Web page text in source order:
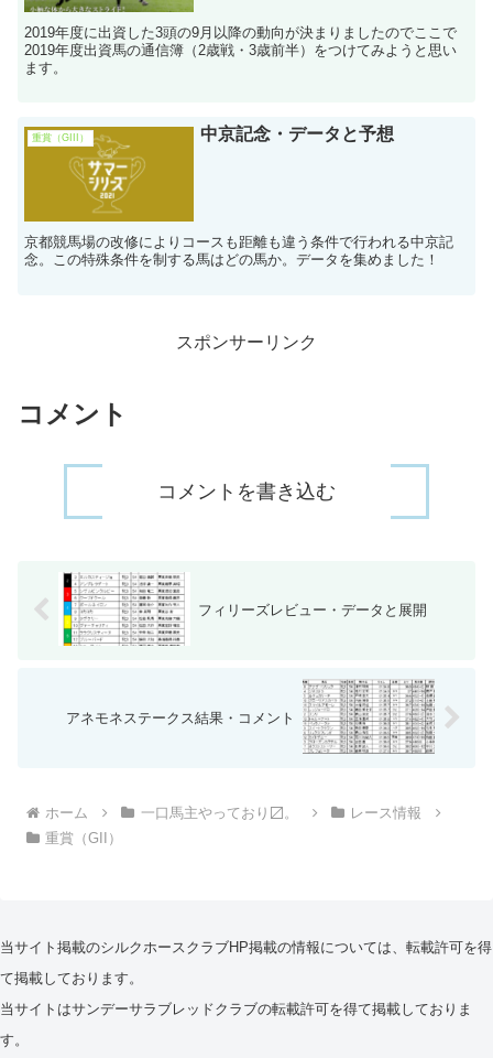
2019年度に出資した3頭の9月以降の動向が決まりましたのでここで
2019年度出資馬の通信簿（2歳戦・3歳前半）をつけてみようと思い
ます。
重賞（GIII） 中京記念・データと予想
京都競馬場の改修によりコースも距離も違う条件で行われる中京記
念。この特殊条件を制する馬はどの馬か。データを集めました！
スポンサーリンク
コメント
コメントを書き込む
フィリーズレビュー・データと展開
アネモネステークス結果・コメント
ホーム 一口馬主やっており〼。
レース情報
重賞（GII）
当サイト掲載のシルクホースクラブHP掲載の情報については、転載許可を得
て掲載しております。
当サイトはサンデーサラブレッドクラブの転載許可を得て掲載しておりま
す。